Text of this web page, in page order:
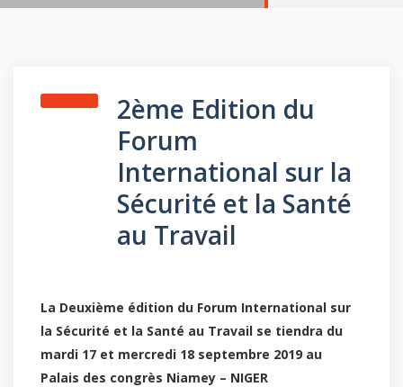
2ème Edition du
Forum
International sur la
Sécurité et la Santé
au Travail
La Deuxième édition du Forum International sur
la Sécurité et la Santé au Travail se tiendra du
mardi 17 et mercredi 18 septembre 2019 au
Palais des congrès Niamey – NIGER